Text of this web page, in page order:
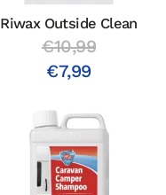
Riwax Outside Clean
€10,99
€7,99